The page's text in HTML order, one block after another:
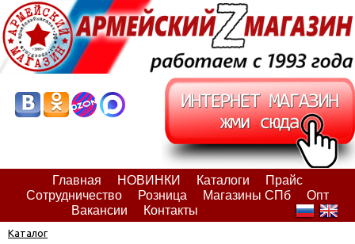
Главная НОВИНКИ Каталоги
Прайс
Сотрудничество
Розница Магазины СПб
Опт
Вакансии
Контакты
Каталог